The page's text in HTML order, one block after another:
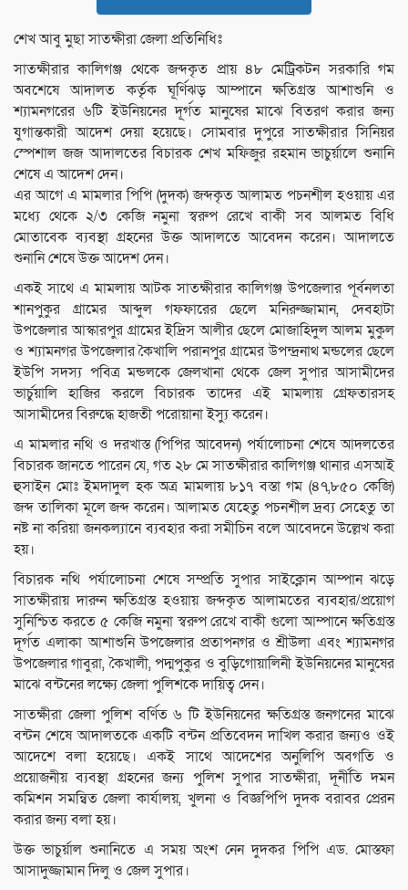
শেখ আবু মুছা সাতক্ষীরা জেলা প্রতিনিধিঃ
সাতক্ষীরার কালিগঞ্জ থেকে জব্দকৃত প্রায় ৪৮ মেট্রিকটন সরকারি গম
অবশেষে আদালত কর্তৃক ঘূর্ণিঝড় আম্পানে ক্ষতিগ্রস্ত আশাশুনি ও
শ্যামনগরের ৬টি ইউনিয়নের দূর্গত মানুষের মাঝে বিতরণ করার জন্য
যুগান্তকারী আদেশ দেয়া হয়েছে। সোমবার দুপুরে সাতক্ষীরার সিনিয়র
স্পেশাল জজ আদালতের বিচারক শেখ মফিজুর রহমান ভাচুর্য়ালে শুনানি
শেষে এ আদেশ দেন।
এর আগে এ মামলার পিপি (দুদক) জব্দকৃত আলামত পচনশীল হওয়ায় এর
মধ্যে থেকে ২/৩ কেজি নমুনা স্বরুপ রেখে বাকী সব আলমত বিধি
মোতাবেক ব্যবস্থা গ্রহনের উক্ত আদালতে আবেদন করেন। আদালতে
শুনানি শেষে উক্ত আদেশ দেন।
একই সাথে এ মামলায় আটক সাতক্ষীরার কালিগঞ্জ উপজেলার পূর্বনলতা
শানপুকুর গ্রামের আব্দুল গফফারের ছেলে মনিরুজ্জামান, দেবহাটা
উপজেলার আস্কারপুর গ্রামের ইদ্রিস আলীর ছেলে মোজাহিদুল আলম মুকুল
ও শ্যামনগর উপজেলার কৈখালি পরানপুর গ্রামের উপন্দ্রনাথ মন্ডলের ছেলে
ইউপি সদস্য পবিত্র মন্ডলকে জেলখানা থেকে জেল সুপার আসামীদের
ভার্চুয়ালি হাজির করলে বিচারক তাদের এই মামলায় গ্রেফতারসহ
আসামীদের বিরুদ্ধে হাজতী পরোয়ানা ইস্যু করেন।
এ মামলার নথি ও দরখাস্ত (পিপির আবেদন) পর্যালোচনা শেষে আদলতের
বিচারক জানতে পারেন যে, গত ২৮ মে সাতক্ষীরার কালিগঞ্জ থানার এসআই
হুসাইন মোঃ ইমদাদুল হক অত্র মামলায় ৮১৭ বস্তা গম (৪৭,৮৫০ কেজি)
জব্দ তালিকা মূলে জব্দ করেন। আলামত যেহেতু পচনশীল দ্রব্য সেহেতু তা
নষ্ট না করিয়া জনকল্যানে ব্যবহার করা সমীচিন বলে আবেদনে উল্লেখ করা
হয়।
বিচারক নথি পর্যালোচনা শেষে সম্প্রতি সুপার সাইক্লোন আম্পান ঝড়ে
সাতক্ষীরায় দারুন ক্ষতিগ্রস্ত হওয়ায় জব্দকৃত আলামতের ব্যবহার/প্রয়োগ
সুনিশ্চিত করতে ৫ কেজি নমুনা স্বরুপ রেখে বাকী গুলো আম্পানে ক্ষতিগ্রস্ত
দূর্গত এলাকা আশাশুনি উপজেলার প্রতাপনগর ও শ্রীউলা এবং শ্যামনগর
উপজেলার গাবুরা, কৈখালী, পদ্মপুকুর ও বুড়িগোয়ালিনী ইউনিয়নের মানুষের
মাঝে বন্টনের লক্ষ্যে জেলা পুলিশকে দায়িত্ব দেন।
সাতক্ষীরা জেলা পুলিশ বর্ণিত ৬ টি ইউনিয়নের ক্ষতিগ্রস্ত জনগনের মাঝে
বন্টন শেষে আদালতকে একটি বন্টন প্রতিবেদন দাখিল করার জন্যও ওই
আদেশে বলা হয়েছে। একই সাথে আদেশের অনুলিপি অবগতি ও
প্রয়োজনীয় ব্যবস্থা গ্রহনের জন্য পুলিশ সুপার সাতক্ষীরা, দূর্নীতি দমন
কমিশন সমন্বিত জেলা কার্যালয়, খুলনা ও বিজ্ঞপিপি দুদক বরাবর প্রেরন
করার জন্য বলা হয়।
উক্ত ভাচুর্য়াল শুনানিতে এ সময় অংশ নেন দুদকর পিপি এড. মোস্তফা
আসাদুজ্জামান দিলু ও জেল সুপার।